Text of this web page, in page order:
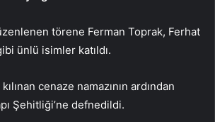
törene Ferman Toprak, Ferhat
ünlü isimler katıldı.
cenaze namazının ardından
Şehitliği’ne defnedildi.